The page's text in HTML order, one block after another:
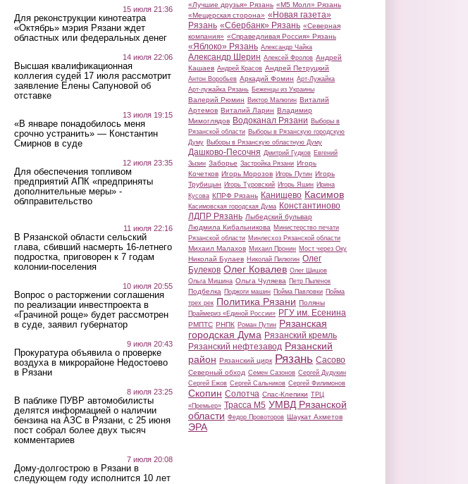
15 июля 21:36
Для реконструкции кинотеатра
«Октябрь» мэрия Рязани ждет
областных или федеральных денег
14 июля 22:06
Высшая квалификационная
коллегия судей 17 июля рассмотрит
заявление Елены Сапуновой об
отставке
13 июля 19:15
«В январе понадобилось меня
срочно устранить» — Константин
Смирнов в суде
12 июля 23:35
Для обеспечения топливом
предприятий АПК «предприняты
дополнительные меры» -
облправительство
11 июля 22:16
В Рязанской области сельский
глава, сбивший насмерть 16-летнего
подростка, приговорен к 7 годам
колонии-поселения
10 июля 20:55
Вопрос о расторжении соглашения
по реализации инвестпроекта в
«Грачиной роще» будет рассмотрен
в суде, заявил губернатор
9 июля 20:43
Прокуратура объявила о проверке
воздуха в микрорайоне Недостоево
в Рязани
8 июля 23:25
В паблике ПУВР автомобилисты
делятся информацией о наличии
бензина на АЗС в Рязани, с 25 июня
пост собрал более двух тысяч
комментариев
7 июля 20:08
Дому-долгострою в Рязани в
следующем году исполнится 10 лет
«Лучшие друзья» Рязань «М5 Молл» Рязань
«Мещерская сторона» «Новая газета»
Рязань «Сбербанк» Рязань «Северная
компания» «Справедливая Россия» Рязань
«Яблоко» Рязань Александр Чайка
Александр Шерин Алексей Фролов Андрей
Кашаев Андрей Красов Андрей Петруцкий
Антон Воробьев Аркадий Фомин Арт-Лужайка
Арт-лужайка Рязань Беженцы из Украины
Валерий Рюмин Виктор Малюгин Виталий
Артемов Виталий Ларин Владимир
Мимоглядов Водоканал Рязани Выборы в
Рязанской области Выборы в Рязанскую городскую
Думу Выборы в Рязанскую областную Думу
Дашково-Песочня Дмитрий Гудков Евгений
Зызин Заборье Застройка Рязани Игорь
Кочетков Игорь Морозов Игорь Путин Игорь
Трубицын Игорь Туровский Игорь Яшин Ирина
Кусова КПРФ Рязань Канищево Касимов
Касимовская городская Дума Константиново
ЛДПР Рязань Лыбедский бульвар
Людмила Кибальникова Министерство печати
Рязанской области Минлесхоз Рязанской области
Михаил Малахов Михаил Пронин Мост через Оку
Николай Булаев Николай Пилюгин Олег
Булеков Олег Ковалев Олег Шишов
Ольга Мишина Ольга Чуляева Петр Пыленок
Подбелка Поджоги машин Пойма Павловки Пойма
трех рек Политика Рязани Поляны
Праймериз «Единой России» РГУ им. Есенина
РМПТС РНПК Роман Путин Рязанская
городская Дума Рязанский кремль
Рязанский нефтезавод Рязанский
район Рязанский цирк Рязань Сасово
Северный обход Семен Сазонов Сергей Дудукин
Сергей Ежов Сергей Сальников Сергей Филимонов
Скопин Солотча Спас-Клепики ТРЦ
«Премьер» Трасса М5 УМВД Рязанской
области Федор Провоторов Шаукат Ахметов
ЭРА